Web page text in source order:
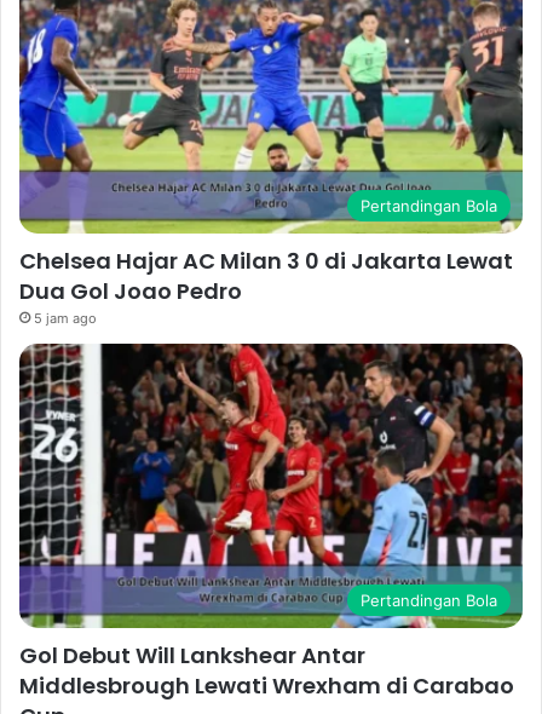
Pertandingan Bola
Chelsea Hajar AC Milan 3 0 di Jakarta Lewat
Dua Gol Joao Pedro
5 jam ago
Pertandingan Bola
Gol Debut Will Lankshear Antar
Middlesbrough Lewati Wrexham di Carabao